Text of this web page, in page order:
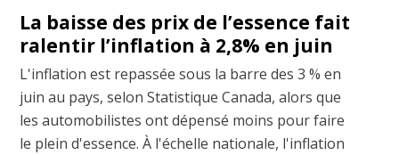
La baisse des prix de l’essence fait
ralentir l’inflation à 2,8% en juin
L'inflation est repassée sous la barre des 3 % en
juin au pays, selon Statistique Canada, alors que
les automobilistes ont dépensé moins pour faire
le plein d'essence. À l'échelle nationale, l'inflation